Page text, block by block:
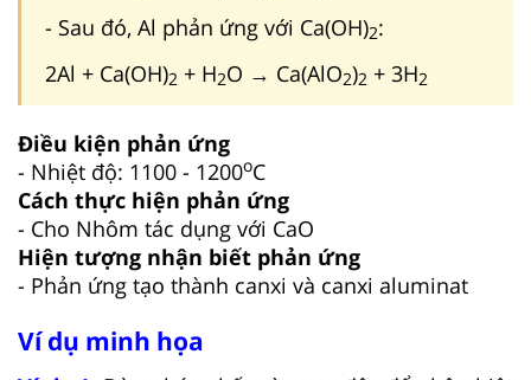
- Sau đó, Al phản ứng với Ca(OH)2:
2Al + Ca(OH)2 + H2O → Ca(AlO2)2 + 3H2
Điều kiện phản ứng
- Nhiệt độ: 1100 - 1200oC
Cách thực hiện phản ứng
- Cho Nhôm tác dụng với CaO
Hiện tượng nhận biết phản ứng
- Phản ứng tạo thành canxi và canxi aluminat
Ví dụ minh họa